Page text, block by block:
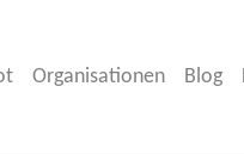
Organisationen Blog